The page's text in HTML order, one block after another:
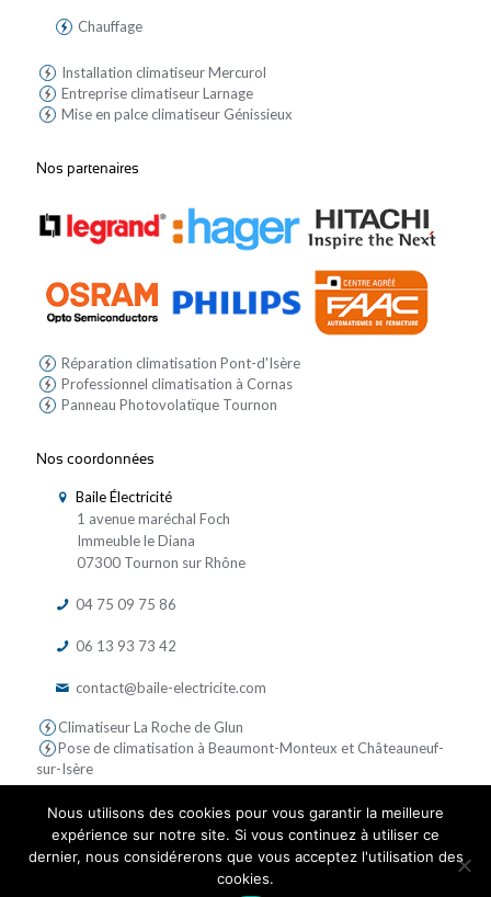
Chauffage
Installation climatiseur Mercurol
Entreprise climatiseur Larnage
Mise en palce climatiseur Génissieux
Nos partenaires
Réparation climatisation Pont-d'Isère
Professionnel climatisation à Cornas
Panneau Photovolatïque Tournon
Nos coordonnées
Baile Électricité
1 avenue maréchal Foch
Immeuble le Diana
07300 Tournon sur Rhône
04 75 09 75 86
06 13 93 73 42
contact@baile-electricite.com
Climatiseur La Roche de Glun
Pose de climatisation à Beaumont-Monteux et Châteauneuf-
sur-Isère
Nous utilisons des cookies pour vous garantir la meilleure
expérience sur notre site. Si vous continuez à utiliser ce
dernier, nous considérerons que vous acceptez l'utilisation des
cookies.